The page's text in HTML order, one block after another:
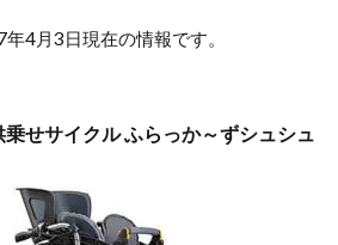
4月3日現在の情報です。
せサイクル ふらっか～ずシュシュ